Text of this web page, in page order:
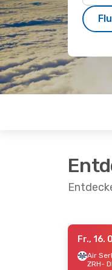
- Do., 10.
Direkt
Fr., 16.
Air
ZRH-